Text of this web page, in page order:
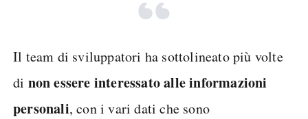
Il team di sviluppatori ha sottolineato più volte
di non essere interessato alle informazioni
personali, con i vari dati che sono